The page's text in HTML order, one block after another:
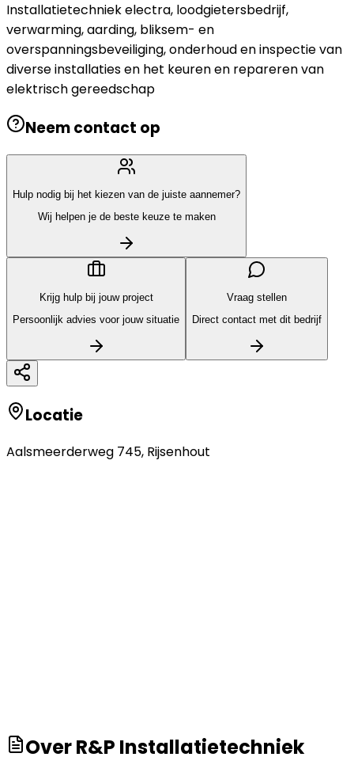
Installatietechniek electra, loodgietersbedrijf,
verwarming, aarding, bliksem- en
overspanningsbeveiliging, onderhoud en inspectie van
diverse installaties en het keuren en repareren van
elektrisch gereedschap
Neem contact op
Hulp nodig bij het kiezen van de juiste aannemer?
Wij helpen je de beste keuze te maken
Krijg hulp bij jouw project
Persoonlijk advies voor jouw situatie
Vraag stellen
Direct contact met dit bedrijf
Locatie
Aalsmeerderweg 745, Rijsenhout
OverR&P Installatietechniek